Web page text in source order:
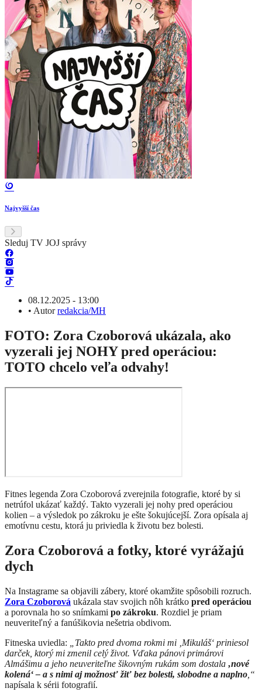
Najvyšší čas
Sleduj TV JOJ správy
08.12.2025 - 13:00
• Autorredakcia/MH
FOTO: Zora Czoborová ukázala, ako
vyzerali jej NOHY pred operáciou:
TOTO chcelo veľa odvahy!
Fitnes legenda Zora Czoborová zverejnila fotografie, ktoré by si
netrúfol ukázať každý. Takto vyzerali jej nohy pred operáciou
kolien – a výsledok po zákroku je ešte šokujúcejší. Zora opísala aj
emotívnu cestu, ktorá ju priviedla k životu bez bolesti.
Zora Czoborová a fotky, ktoré vyrážajú
dych
Na Instagrame sa objavili zábery, ktoré okamžite spôsobili rozruch.
Zora Czoborová ukázala stav svojich nôh krátko pred operáciou
a porovnala ho so snímkami po zákroku. Rozdiel je priam
neuveriteľný a fanúšikovia nešetria obdivom.
Fitneska uviedla:
„Takto pred dvoma rokmi mi ‚Mikuláš‘ priniesol
darček, ktorý mi zmenil celý život. Vďaka pánovi primárovi
Almášimu a jeho neuveriteľne šikovným rukám som dostala ‚nové
kolená‘ – a s nimi aj možnosť žiť bez bolesti, slobodne a naplno ,“
napísala k sérii fotografií.